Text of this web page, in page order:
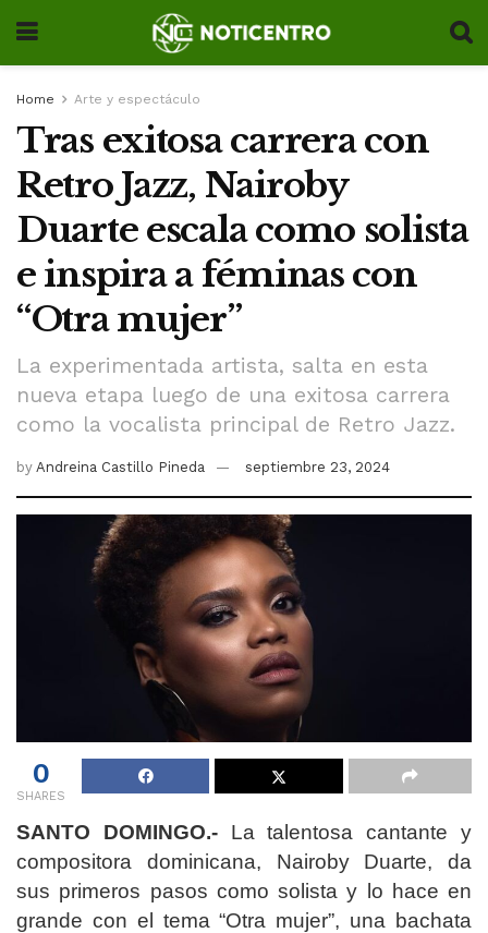
Home Arte y espectáculo
Tras exitosa carrera con
Retro Jazz, Nairoby
Duarte escala como solista
e inspira a féminas con
“Otra mujer”
La experimentada artista, salta en esta
nueva etapa luego de una exitosa carrera
como la vocalista principal de Retro Jazz.
by Andreina Castillo Pineda septiembre 23, 2024
0
SHARES
SANTO DOMINGO.- La talentosa cantante y
compositora dominicana, Nairoby Duarte, da
sus primeros pasos como solista y lo hace en
grande con el tema “Otra mujer”, una bachata